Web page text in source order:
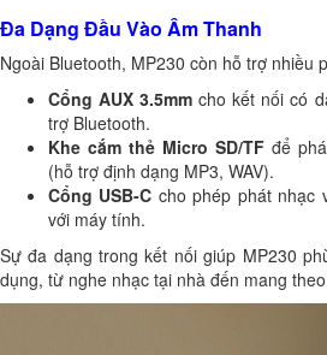
Đa Dạng Đầu Vào Âm Thanh
Ngoài Bluetooth, MP230 còn hỗ trợ nhiều
Cổng AUX 3.5mm cho kết nối có
trợ Bluetooth.
Khe cắm thẻ Micro SD/TF để
(hỗ trợ định dạng MP3, WAV).
Cổng USB-C cho phép phát nhạc
với máy tính.
Sự đa dạng trong kết nối giúp MP230
dụng, từ nghe nhạc tại nhà đến mang